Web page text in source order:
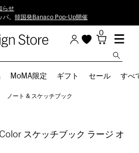
らせ
。 韓国発Banaco Pop-Up開催
0
MoMA限定 ギフト セール すべ
ノート & スケッチブック
スケッチブック ラージ オ